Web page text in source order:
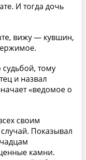
И тогда дочь
вижу — кувшин,
тому
и назвал
«ведомое о
своим
Показывал
камни.